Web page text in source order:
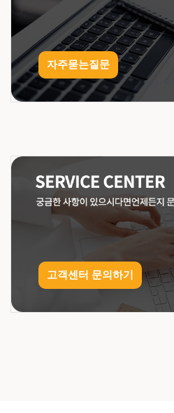
자주묻는질문
고객센터 문의하기